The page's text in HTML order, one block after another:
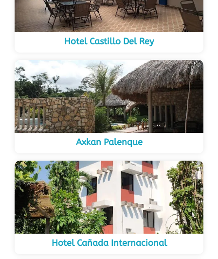
Hotel Castillo Del Rey
Axkan Palenque
Hotel Cañada Internacional